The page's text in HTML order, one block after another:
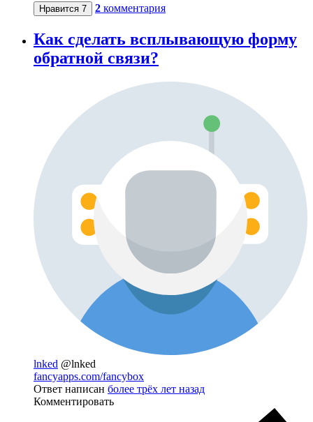
Нравится 7 2 комментария
Как сделать всплывающую форму
обратной связи?
lnked @lnked
fancyapps.com/fancybox
Ответ написан более трёх лет назад
Комментировать